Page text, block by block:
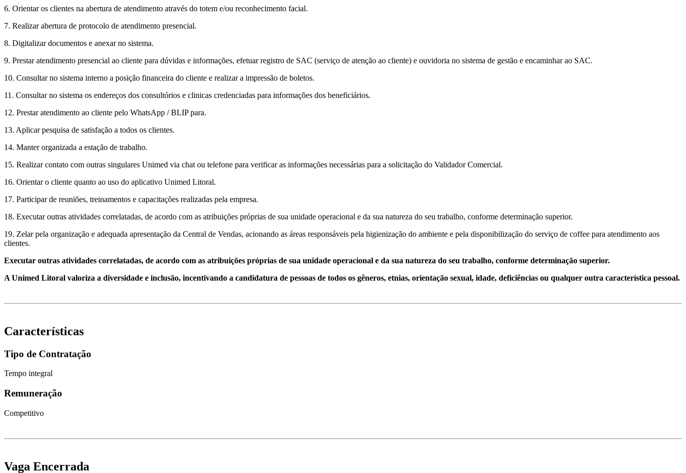
6. Orientar os clientes na abertura de atendimento através do totem e/ou reconhecimento facial.
7. Realizar abertura de protocolo de atendimento presencial.
8. Digitalizar documentos e anexar no sistema.
9. Prestar atendimento presencial ao cliente para dúvidas e informações, efetuar registro de SAC (serviço de atenção ao cliente) e ouvidoria no sistema de gestão e encaminhar ao SAC.
10. Consultar no sistema interno a posição financeira do cliente e realizar a impressão de boletos.
11. Consultar no sistema os endereços dos consultórios e clinicas credenciadas para informações dos beneficiários.
12. Prestar atendimento ao cliente pelo WhatsApp / BLIP para.
13. Aplicar pesquisa de satisfação a todos os clientes.
14. Manter organizada a estação de trabalho.
15. Realizar contato com outras singulares Unimed via chat ou telefone para verificar as informações necessárias para a solicitação do Validador Comercial.
16. Orientar o cliente quanto ao uso do aplicativo Unimed Litoral.
17. Participar de reuniões, treinamentos e capacitações realizadas pela empresa.
18. Executar outras atividades correlatadas, de acordo com as atribuições próprias de sua unidade operacional e da sua natureza do seu trabalho, conforme determinação superior.
19. Zelar pela organização e adequada apresentação da Central de Vendas, acionando as áreas responsáveis pela higienização do ambiente e pela disponibilização do serviço de coffee para atendimento aos
clientes.
Executar outras atividades correlatadas, de acordo com as atribuições próprias de sua unidade operacional e da sua natureza do seu trabalho, conforme determinação superior.
A Unimed Litoral valoriza a diversidade e inclusão, incentivando a candidatura de pessoas de todos os gêneros, etnias, orientação sexual, idade, deficiências ou qualquer outra característica pessoal.
Características
Tipo de Contratação
Tempo integral
Remuneração
Competitivo
Vaga Encerrada